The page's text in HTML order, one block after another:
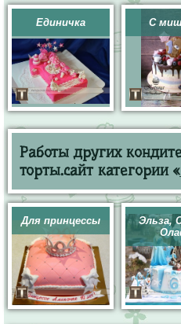
Единичка С
Работы других
торты.сайт категории «
Для принцессы
Эльза,